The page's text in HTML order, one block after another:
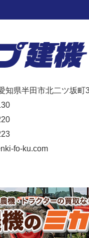
県半田市北二ツ坂町
fo-ku.com